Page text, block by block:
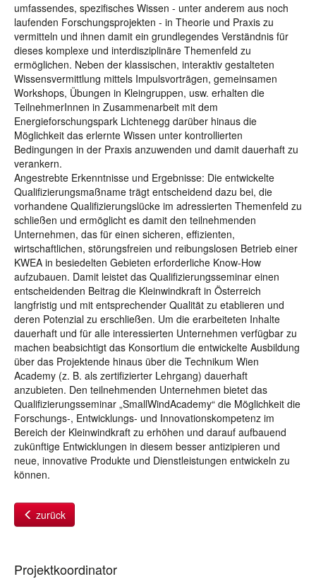
umfassendes, spezifisches Wissen - unter anderem aus noch
laufenden Forschungsprojekten - in Theorie und Praxis zu
vermitteln und ihnen damit ein grundlegendes Verständnis für
dieses komplexe und interdisziplinäre Themenfeld zu
ermöglichen. Neben der klassischen, interaktiv gestalteten
Wissensvermittlung mittels Impulsvorträgen, gemeinsamen
Workshops, Übungen in Kleingruppen, usw. erhalten die
TeilnehmerInnen in Zusammenarbeit mit dem
Energieforschungspark Lichtenegg darüber hinaus die
Möglichkeit das erlernte Wissen unter kontrollierten
Bedingungen in der Praxis anzuwenden und damit dauerhaft zu
verankern.
Angestrebte Erkenntnisse und Ergebnisse: Die entwickelte
Qualifizierungsmaßname trägt entscheidend dazu bei, die
vorhandene Qualifizierungslücke im adressierten Themenfeld zu
schließen und ermöglicht es damit den teilnehmenden
Unternehmen, das für einen sicheren, effizienten,
wirtschaftlichen, störungsfreien und reibungslosen Betrieb einer
KWEA in besiedelten Gebieten erforderliche Know-How
aufzubauen. Damit leistet das Qualifizierungsseminar einen
entscheidenden Beitrag die Kleinwindkraft in Österreich
langfristig und mit entsprechender Qualität zu etablieren und
deren Potenzial zu erschließen. Um die erarbeiteten Inhalte
dauerhaft und für alle interessierten Unternehmen verfügbar zu
machen beabsichtigt das Konsortium die entwickelte Ausbildung
über das Projektende hinaus über die Technikum Wien
Academy (z. B. als zertifizierter Lehrgang) dauerhaft
anzubieten. Den teilnehmenden Unternehmen bietet das
Qualifizierungsseminar „SmallWindAcademy“ die Möglichkeit die
Forschungs-, Entwicklungs- und Innovationskompetenz im
Bereich der Kleinwindkraft zu erhöhen und darauf aufbauend
zukünftige Entwicklungen in diesem besser antizipieren und
neue, innovative Produkte und Dienstleistungen entwickeln zu
können.
zurück
Projektkoordinator